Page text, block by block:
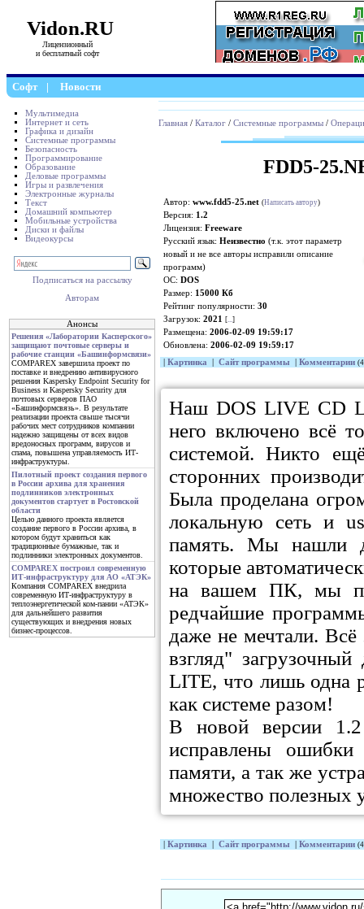
Vidon.RU
Лицензионный
и бесплатный софт
Софт | Новости
Мультимедиа
Интернет и сеть
Графика и дизайн
Системные программы
Безопасность
Программирование
Образование
Деловые программы
Игры и развлечения
Электронные журналы
Текст
Домашний компьютер
Мобильные устройства
Диски и файлы
Видеокурсы
Подписаться на рассылку
Авторам
Анонсы
Решения «Лаборатории Касперского»
защищают почтовые серверы и
рабочие станции «Башинформсвязи»
COMPAREX завершила проект по
поставке и внедрению антивирусного
решения Kaspersky Endpoint Security for
Business и Kaspersky Security для
почтовых серверов ПАО
«Башинформсвязь». В результате
реализации проекта свыше тысячи
рабочих мест сотрудников компании
надежно защищены от всех видов
вредоносных программ, вирусов и
спама, повышена управляемость ИТ-
инфраструктуры.
Пилотный проект создания первого
в России архива для хранения
подлинников электронных
документов стартует в Ростовской
области
Целью данного проекта является
создание первого в России архива, в
котором будут храниться как
традиционные бумажные, так и
подлинники электронных документов.
COMPAREX построил современную
ИТ-инфраструктуру для АО «АТЭК»
Компания COMPAREX внедрила
современную ИТ-инфраструктуру в
теплоэнергетической ком-пании «АТЭК»
для дальнейшего развития
существующих и внедрения новых
бизнес-процессов.
Главная / Каталог / Системные программы /
FDD5-
Автор: www.fdd5-25.net (Написать автору)
Версия: 1.2
Лицензия: Freeware
Русский язык: Неизвестно (т.к. этот параметр
новый и не все авторы исправили описание
программ)
ОС: DOS
Размер: 15000 Кб
Рейтинг популярности: 30
Загрузок: 2021 [...]
Размещена: 2006-02-09 19:59:17
Обновлена: 2006-02-09 19:59:17
Картинка Сайт программы Комментарии
Наш DOS LIVE CD
него включено всё
системой. Никто
сторонних
Была проделана
локальную сеть и
память. Мы нашли
которые
на вашем ПК, мы
редчайшие
даже не мечтали.
взгляд"
LITE, что лишь одна
как системе разом!
В новой версии
исправлены
памяти, а так же
множество полезных
Картинка Сайт программы Комментарии